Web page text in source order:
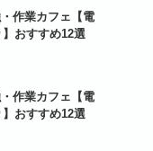
作業カフェ【電
おすすめ12選
作業カフェ【電
おすすめ12選